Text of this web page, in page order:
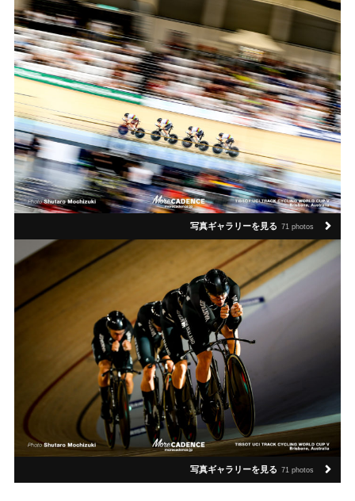
写真ギャラリーを見る 71 photos
写真ギャラリーを見る 71 photos